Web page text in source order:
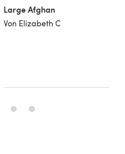
Large Afghan
Von Elizabeth C